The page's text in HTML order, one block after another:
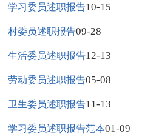
学习委员述职报告10-15
村委员述职报告09-28
生活委员述职报告12-13
劳动委员述职报告05-08
卫生委员述职报告11-13
学习委员述职报告范本01-09